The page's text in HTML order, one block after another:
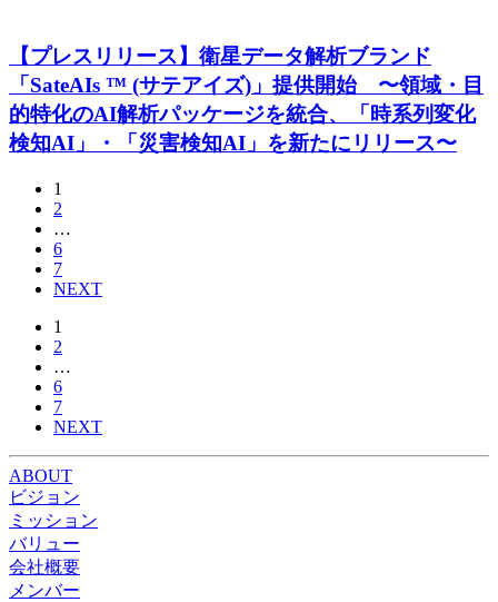
【プレスリリース】衛星データ解析ブランド
「SateAIs ™ (サテアイズ)」提供開始 〜領域・目
的特化のAI解析パッケージを統合、「時系列変化
検知AI」・「災害検知AI」を新たにリリース〜
1
2
…
6
7
NEXT
1
2
…
6
7
NEXT
ABOUT
ビジョン
ミッション
バリュー
会社概要
メンバー